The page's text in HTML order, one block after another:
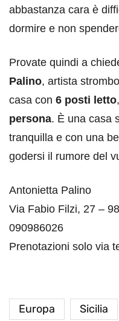
abbastanza cara è
dormire e non
Provate quindi a
Palino, artista
casa con 6 posti letto
persona. È una casa
tranquilla e con una
godersi il rumore del
Antonietta Palino
Via Fabio Filzi, 27 –
090986026
Prenotazioni solo via
Europa Sicilia